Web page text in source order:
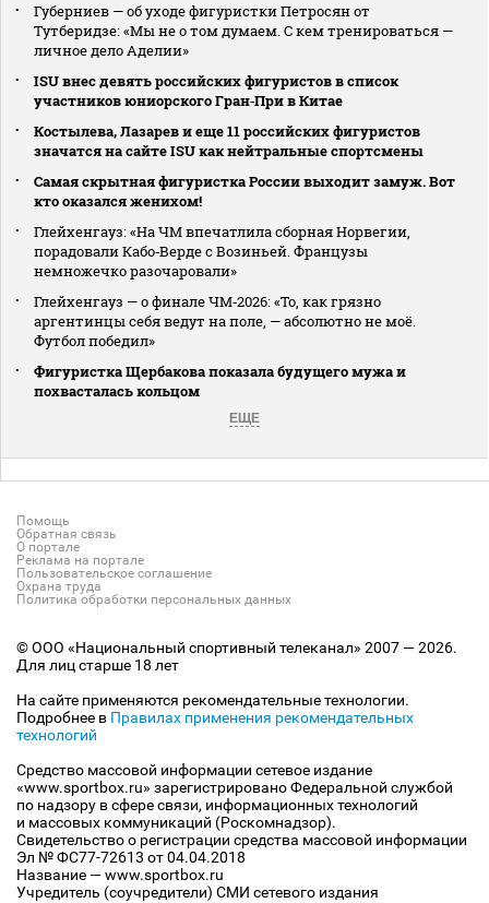
Губерниев — об уходе фигуристки Петросян от
Тутберидзе: «Мы не о том думаем. С кем тренироваться —
личное дело Аделии»
ISU внес девять российских фигуристов в список
участников юниорского Гран‑При в Китае
Костылева, Лазарев и еще 11 российских фигуристов
значатся на сайте ISU как нейтральные спортсмены
Самая скрытная фигуристка России выходит замуж. Вот
кто оказался женихом!
Глейхенгауз: «На ЧМ впечатлила сборная Норвегии,
порадовали Кабо‑Верде с Возиньей. Французы
немножечко разочаровали»
Глейхенгауз — о финале ЧМ‑2026: «То, как грязно
аргентинцы себя ведут на поле, — абсолютно не моё.
Футбол победил»
Фигуристка Щербакова показала будущего мужа и
похвасталась кольцом
ЕЩЕ
Помощь
Обратная связь
О портале
Реклама на портале
Пользовательское соглашение
Охрана труда
Политика обработки персональных данных
© ООО «Национальный спортивный телеканал» 2007 — 2026.
Для лиц старше 18 лет
На сайте применяются рекомендательные технологии.
Подробнее в Правилах применения рекомендательных
технологий
Средство массовой информации сетевое издание
«www.sportbox.ru» зарегистрировано Федеральной службой
по надзору в сфере связи, информационных технологий
и массовых коммуникаций (Роскомнадзор).
Свидетельство о регистрации средства массовой информации
Эл № ФС77-72613 от 04.04.2018
Название — www.sportbox.ru
Учредитель (соучредители) СМИ сетевого издания